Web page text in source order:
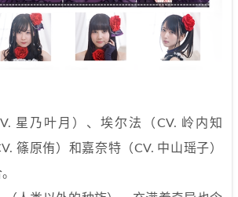
星乃叶月）、埃尔法（CV. 岭内知
篠原侑）和嘉奈特（CV. 中山瑶子）